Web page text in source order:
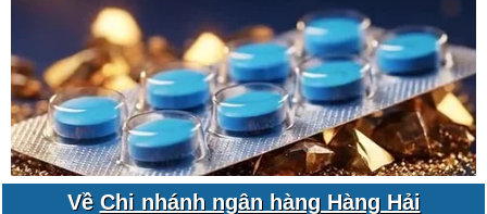
Về Chi nhánh ngân hàng Hàng Hải